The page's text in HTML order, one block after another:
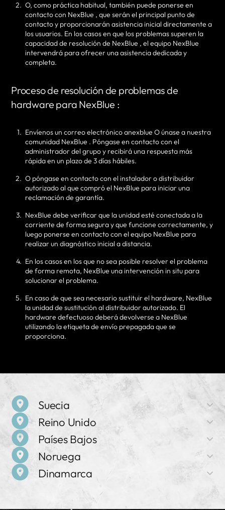
O, como práctica habitual, también puede ponerse en
contacto con NexBlue , que serán el principal punto de
contacto y proporcionarán asistencia inicial directamente a
los usuarios. En los casos en que los problemas superen la
capacidad de resolución de NexBlue , el equipo NexBlue
intervendrá para ofrecer una asistencia dedicada y
completa.
Proceso de resolución de problemas de
hardware para NexBlue :
Envíenos un correo electrónico anexblue O únase a nuestra
comunidad NexBlue . Póngase en contacto con el
administrador del grupo y recibirá una respuesta más
rápida en un plazo de 3 días hábiles.
O póngase en contacto con el instalador o distribuidor
autorizado al que compró el NexBlue para iniciar una
reclamación de garantía.
NexBlue debe verificar que la unidad esté conectada a la
corriente de forma segura y que funcione correctamente, y
luego ponerse en contacto con el equipo NexBlue para
realizar un diagnóstico inicial a distancia.
En los casos en los que no sea posible resolver el problema
de forma remota, NexBlue una intervención in situ para
solucionar el problema.
En caso de que sea necesario sustituir el hardware, NexBlue
la unidad de sustitución al distribuidor autorizado. El
hardware defectuoso deberá devolverse a NexBlue
utilizando la etiqueta de envío prepagada que se
proporciona.
Suecia
Nombre de la empresa
NexBlue
Dirección
Birger Jarlsgatan 57 C, 113 56 Estocolmo, Suecia
Reino Unido
Nombre de la empresa
NexBlue
Dirección
Londres, Reino Unido
Países Bajos
Nombre de la empresa
NexBlue
Frederiklaan 10e, 5616 NH, Eindhoven, Países Bajos
Noruega
Nombre de la empresa
Dirección
Dinamarca
Nombre de la empresa
NexBlue